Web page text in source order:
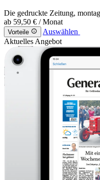
Die gedruckte Zeitung,
ab 59,50 € / Monat
Vorteile
Auswählen
Aktuelles Angebot